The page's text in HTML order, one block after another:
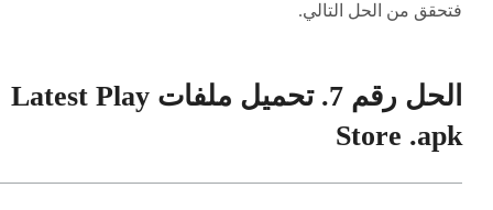
فتحقق من الحل التالي.
الحل رقم 7. تحميل ملفات Latest Play
Store .apk